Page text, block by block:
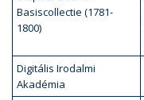
Basiscollectie (1781-
1800)
Digitális Irodalmi
Akadémia